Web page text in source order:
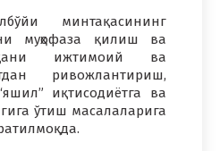
минтақасининг
муҳофаза қилиш ва
ижтимоий ва
ривожлантириш,
иқтисодиётга ва
ўтиш масалаларига